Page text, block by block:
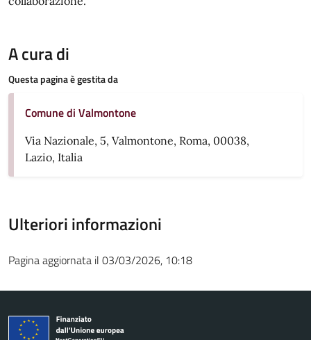
A cura di
Questa pagina è gestita da
Comune di Valmontone
Via Nazionale, 5, Valmontone, Roma, 00038,
Lazio, Italia
Ulteriori informazioni
Pagina aggiornata il 03/03/2026, 10:18